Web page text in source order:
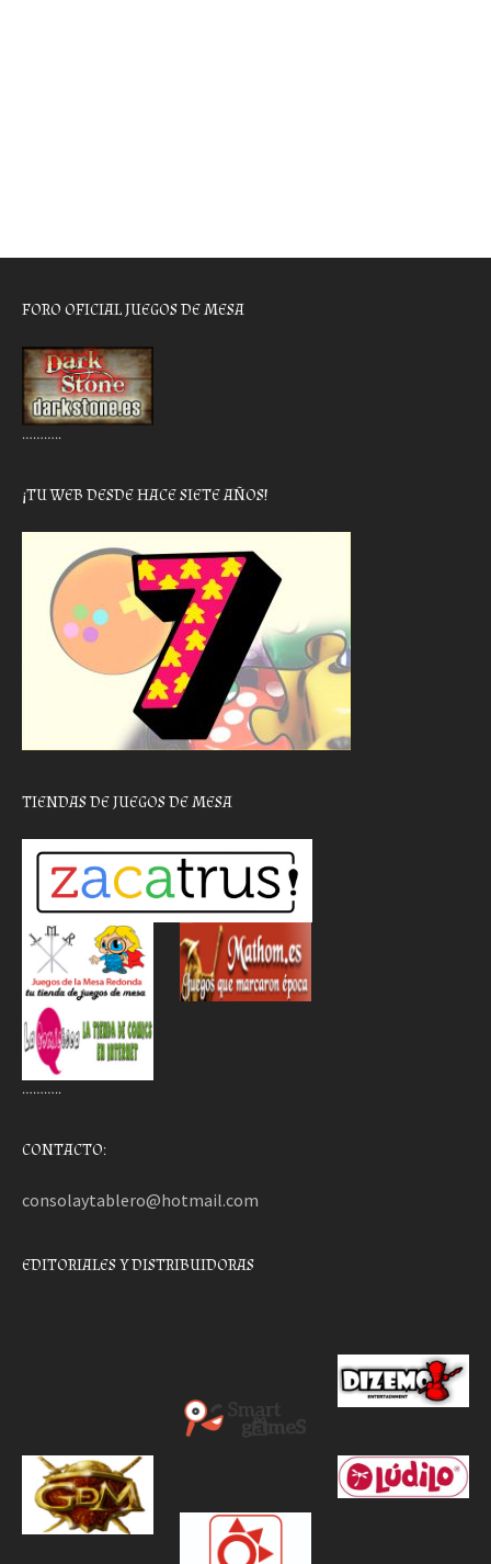
FORO OFICIAL JUEGOS DE MESA
………..
¡TU WEB DESDE HACE SIETE AÑOS!
TIENDAS DE JUEGOS DE MESA
………..
CONTACTO:
consolaytablero@hotmail.com
EDITORIALES Y DISTRIBUIDORAS